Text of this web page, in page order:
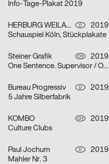
Info-Tage-Plakat 2019
HERBURG WEILAND D
2019
Schauspiel Köln, Stückplakate
Steiner Grafik CH
2019
One Sentence. Supervisor / Omni Selassi
Bureau Progressiv D
2019
5 Jahre Silberfabrik
KOMBO CH
2019
Culture Clubs
Paul Jochum D
2019
Mahler Nr. 3